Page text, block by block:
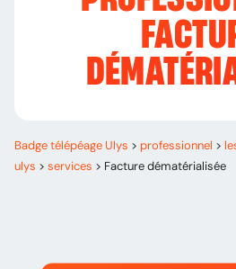
Badge télépéage Ulys > professionnel >
ulys > services > Facture dématérialisée